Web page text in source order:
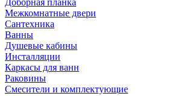
Доборная планка
Межкомнатные двери
Сантехника
Ванны
Душевые кабины
Инсталляции
Каркасы для ванн
Раковины
Смесители и комплектующие